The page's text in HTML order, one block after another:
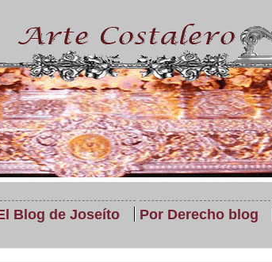
Blog de Joseíto Por Derecho blog